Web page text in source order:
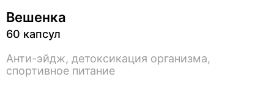
Вешенка
60 капсул
Анти-эйдж, детоксикация организма,
спортивное питание